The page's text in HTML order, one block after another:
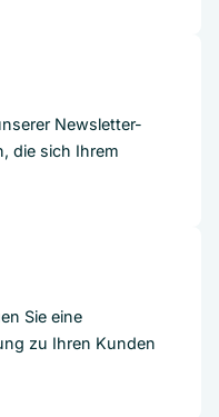
Newsletter-
die sich Ihrem
Sie eine
zu Ihren Kunden